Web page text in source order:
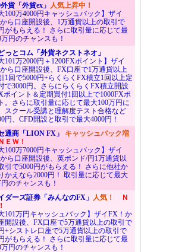
貨「外貨ex」 人気上昇中！
100万4000円キャッシュバック】ザイ
ら口座開設後、1万通貨以上の取引で
がもらえる！ さらに取引量に応じて最
円のチャンスも！
っとコム「外貨ネクストネオ」
101万2000円＋1200FXポイント】ザイ
ら口座開設後、FX口座で1万通貨以上
1回で5000円+らくらくFX積立1回以上定
で3000円。さらにらくらくFX積立開設
ポイント＆定期買付1回以上で1000FXポ
。さらに取引量に応じて最大100万円に
スクール受講と理解度テスト合格など
円、CFD開設と取引で最大4000円！
通商「LION FX」 キャッシュバック増
Ｗ！
100万7000円キャッシュバック】ザイ
ら口座開設後、英ポンド/円1万通貨以
引で5000円がもらえる！ さらに他社か
かえなら2000円！ 取引量に応じて最大
円のチャンスも！
ダーズ証券「みんなのFX」 人気！
Ｎ
101万円キャッシュバック】ザイFX！か
開設後、FX口座で5万通貨以上の取引で
+シストレ口座で5万通貨以上の取引で
がもらえる！ さらに取引量に応じて最
円のチャンスも！